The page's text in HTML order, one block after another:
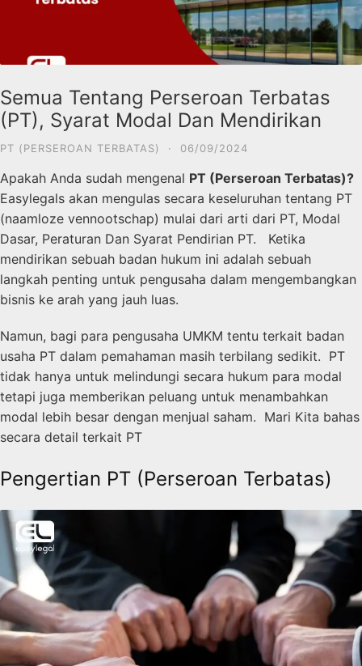
Semua Tentang Perseroan Terbatas
(PT), Syarat Modal Dan Mendirikan
PT (PERSEROAN TERBATAS) · 06/09/2024
Apakah Anda sudah mengenal PT (Perseroan Terbatas)?
Easylegals akan mengulas secara keseluruhan tentang PT
(naamloze vennootschap) mulai dari arti dari PT, Modal
Dasar, Peraturan Dan Syarat Pendirian PT. Ketika
mendirikan sebuah badan hukum ini adalah sebuah
langkah penting untuk pengusaha dalam mengembangkan
bisnis ke arah yang jauh luas.
Namun, bagi para pengusaha UMKM tentu terkait badan
usaha PT dalam pemahaman masih terbilang sedikit. PT
tidak hanya untuk melindungi secara hukum para modal
tetapi juga memberikan peluang untuk menambahkan
modal lebih besar dengan menjual saham. Mari Kita bahas
secara detail terkait PT
Pengertian PT (Perseroan Terbatas)